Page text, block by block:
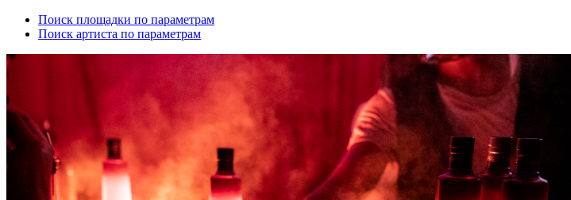
Поиск площадки по параметрам
Поиск артиста по параметрам